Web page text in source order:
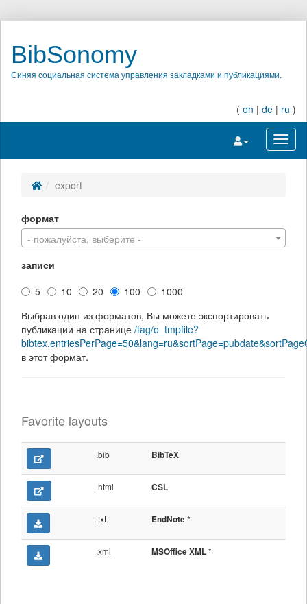
BibSonomy
Синяя социальная система управления закладками и публикациями.
( en | de | ru )
Переключить
export
формат
- пожалуйста, выберите -
записи
5
10 20 100
1000
Выбрав один из форматов, Вы можете экспортировать
публикации на странице /tag/o_tmpfile?
в этот формат.
Favorite layouts
.bib BibTeX
.html CSL
.txt EndNote*
.xml MSOffice XML*